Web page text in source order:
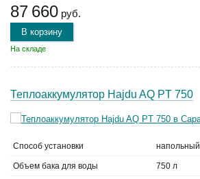
87 660 руб.
В корзину
На складе
Теплоаккумулятор Hajdu AQ PT 750
Способ установки напольный
Объем бака для воды 750 л